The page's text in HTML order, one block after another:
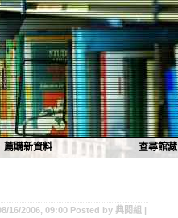
薦購新資料 查尋館藏
16/2006, 09:00 Posted by 典閱組 |